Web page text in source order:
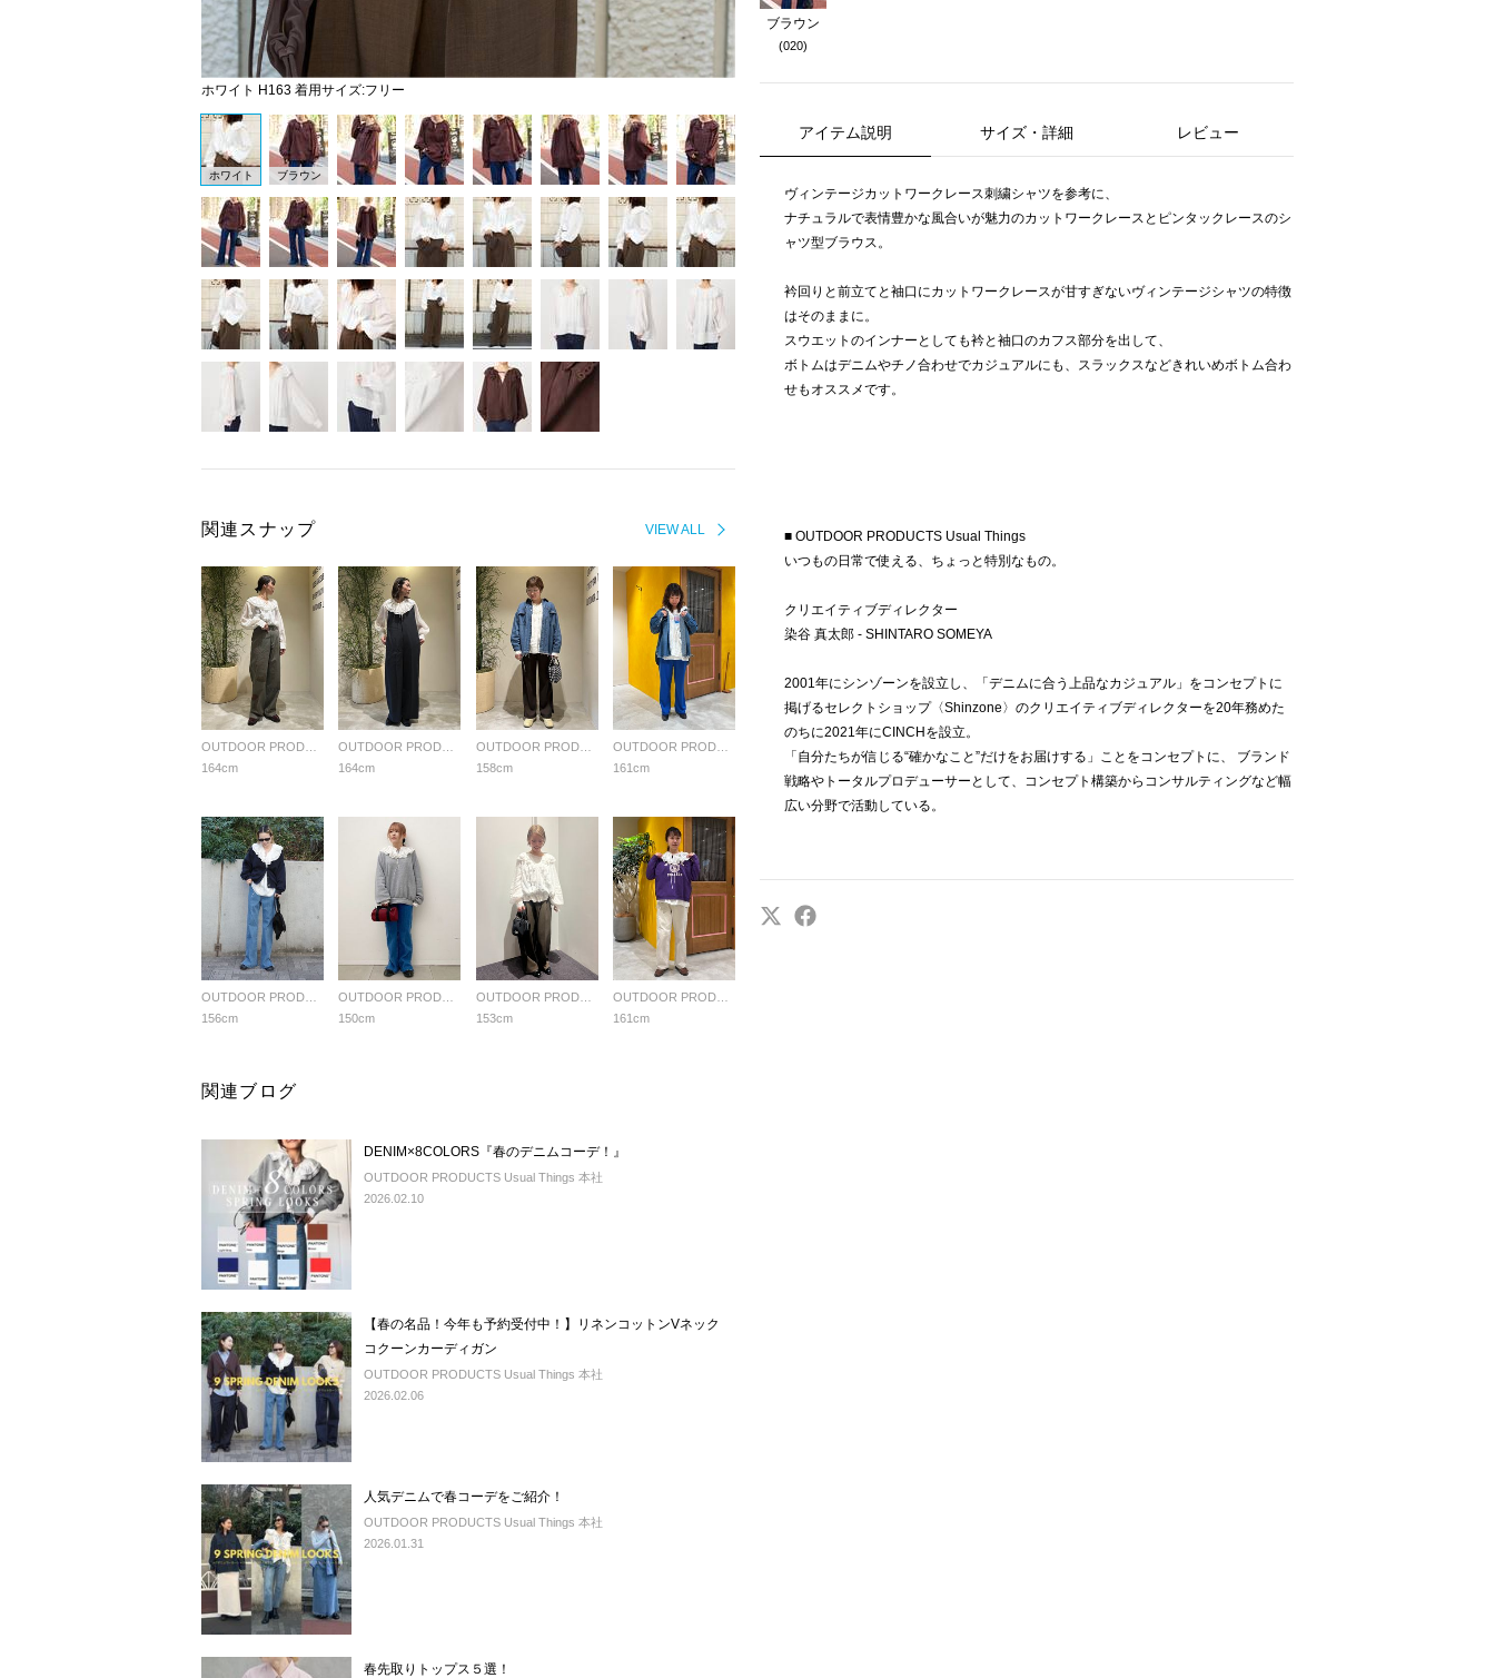
ホワイト H163 着用サイズ:フリー
ホワイト ブラウン
VIEW ALL
関連スナップ
164cm
164cm
OUTDOOR PRODUCTS Usual Things
158cm
OUTDOOR PRODUCTS Usual Things
161cm
156cm
150cm
OUTDOOR PRODUCTS Usual Things
153cm
OUTDOOR PRODUCTS Usual Things
161cm
関連ブログ
DENIM×8COLORS『春のデニムコーデ！』
OUTDOOR PRODUCTS Usual Things 本社
2026.02.10
【春の名品！今年も予約受付中！】リネンコットンVネック
コクーンカーディガン
OUTDOOR PRODUCTS Usual Things 本社
2026.02.06
人気デニムで春コーデをご紹介！
OUTDOOR PRODUCTS Usual Things 本社
2026.01.31
春先取りトップス５選！
ブラウン
(020)
アイテム説明 サイズ・詳細 レビュー
ヴィンテージカットワークレース刺繍シャツを参考に、
ナチュラルで表情豊かな風合いが魅力のカットワークレースとピンタックレースのシ
ャツ型ブラウス。
衿回りと前立てと袖口にカットワークレースが甘すぎないヴィンテージシャツの特徴
はそのままに。
スウエットのインナーとしても衿と袖口のカフス部分を出して、
ボトムはデニムやチノ合わせでカジュアルにも、スラックスなどきれいめボトム合わ
せもオススメです。
■ OUTDOOR PRODUCTS Usual Things
いつもの日常で使える、ちょっと特別なもの。
クリエイティブディレクター
染谷 真太郎 - SHINTARO SOMEYA
2001年にシンゾーンを設立し、「デニムに合う上品なカジュアル」をコンセプトに
掲げるセレクトショップ〈Shinzone〉のクリエイティブディレクターを20年務めた
のちに2021年にCINCHを設立。
「自分たちが信じる“確かなこと”だけをお届けする」ことをコンセプトに、 ブランド
戦略やトータルプロデューサーとして、コンセプト構築からコンサルティングなど幅
広い分野で活動している。